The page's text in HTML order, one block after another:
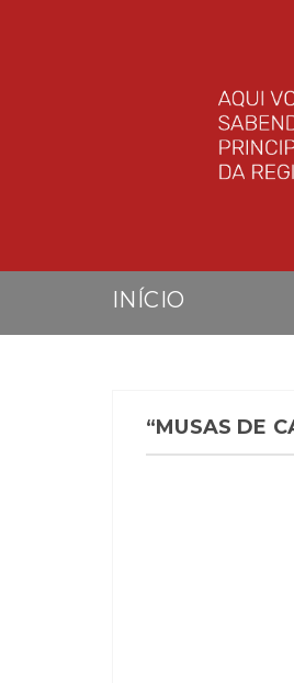
INÍCIO
“MUSAS DE